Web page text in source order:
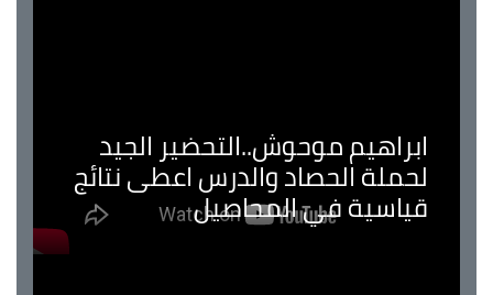
موحوش..التحضير الجيد
الحصاد والدرس اعطى نتائج
في المحاصيل